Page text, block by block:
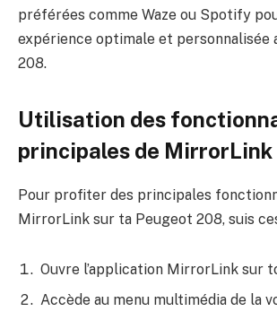
préférées comme Waze ou Spotify
expérience optimale et personnalisée
208.
Utilisation des
principales de MirrorLink
Pour profiter des principales
MirrorLink sur ta Peugeot 208, suis
Ouvre l’application MirrorLink sur
Accède au menu multimédia de la